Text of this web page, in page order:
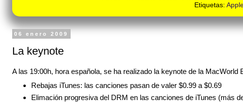
Etiquetas:
06 enero 2009
La keynote
A las 19:00h, hora española, se ha realizado la keynote de la
Rebajas iTunes: las canciones pasan de valer $0.99 a $0.69
Elimación progresiva del DRM en las canciones de iTunes (más